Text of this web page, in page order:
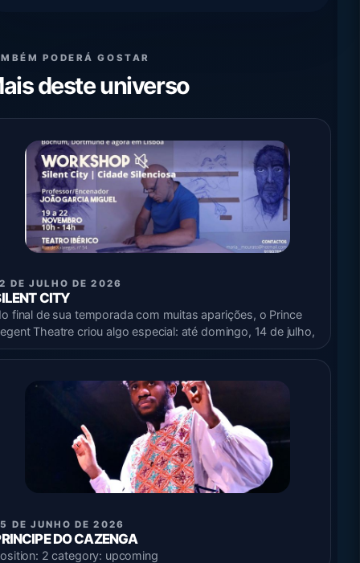
PODERÁ GOSTAR
deste universo
DE JULHO DE 2026
CITY
final de sua temporada com muitas aparições, o Prince
Theatre criou algo especial: até domingo, 14 de julho,
DE JUNHO DE 2026
DO CAZENGA
2 category: upcoming